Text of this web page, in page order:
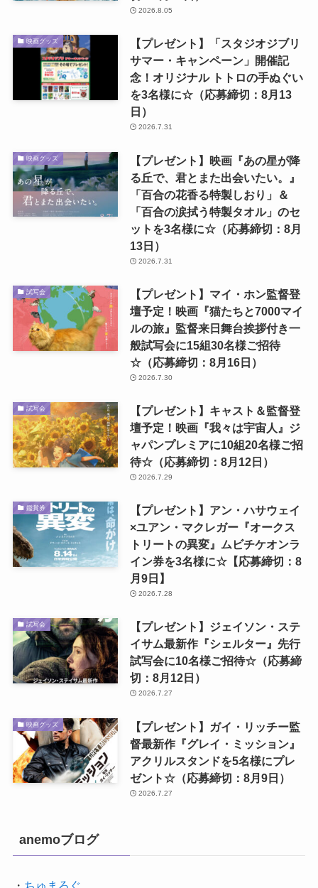
2026.8.05
映画グッズ
【プレゼント】「スタジオジブリ
サマー・キャンペーン」開催記
念！オリジナル トトロの手ぬぐい
を3名様に☆（応募締切：8月13
日）
2026.7.31
映画グッズ
【プレゼント】映画『あの星が降
る丘で、君とまた出会いたい。』
「百合の花香る特製しおり」＆
「百合の涙拭う特製タオル」のセ
ットを3名様に☆（応募締切：8月
13日）
2026.7.31
試写会
【プレゼント】マイ・ホン監督登
壇予定！映画『猫たちと7000マイ
ルの旅』監督来日舞台挨拶付き一
般試写会に15組30名様ご招待
☆（応募締切：8月16日）
2026.7.30
試写会
【プレゼント】キャスト＆監督登
壇予定！映画『我々は宇宙人』ジ
ャパンプレミアに10組20名様ご招
待☆（応募締切：8月12日）
2026.7.29
鑑賞券
【プレゼント】アン・ハサウェイ
×ユアン・マクレガー『オークス
トリートの異変』ムビチケオンラ
イン券を3名様に☆【応募締切：8
月9日】
2026.7.28
試写会
【プレゼント】ジェイソン・ステ
イサム最新作『シェルター』先行
試写会に10名様ご招待☆（応募締
切：8月12日）
2026.7.27
映画グッズ
【プレゼント】ガイ・リッチー監
督最新作『グレイ・ミッション』
アクリルスタンドを5名様にプレ
ゼント☆（応募締切：8月9日）
2026.7.27
anemoブログ
・ ちゅまろぐ